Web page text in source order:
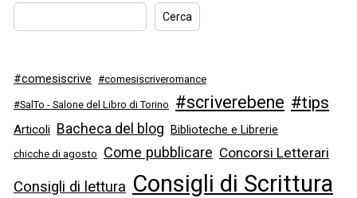
Cerca
#comesiscrive #comesiscriveromance
#SalTo - Salone del Libro di Torino #scriverebene #tips
Articoli Bacheca del blog Biblioteche e Librerie
chicche di agosto Come pubblicare Concorsi Letterari
Consigli di lettura Consigli di Scrittura